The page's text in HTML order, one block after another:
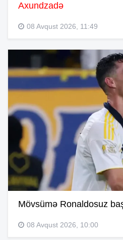
Axundzadə
08 Avqust 2026, 11:49
Mövsümə Ronaldosuz
08 Avqust 2026, 10:00